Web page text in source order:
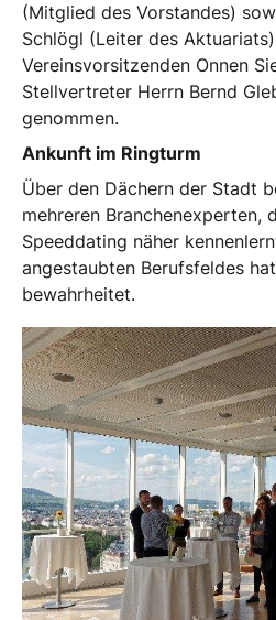
(Mitglied des Vorstandes)
Schlögl (Leiter des
Vereinsvorsitzenden Onnen
Stellvertreter Herrn Bernd
genommen.
Ankunft im Ringturm
Über den Dächern der Stadt
mehreren Branchenexperten,
Speeddating näher
angestaubten Berufsfeldes
bewahrheitet.